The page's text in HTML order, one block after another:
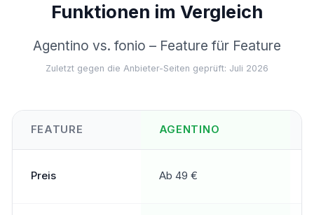
Funktionen im Vergleich
Agentino vs. fonio – Feature für Feature
Zuletzt gegen die Anbieter-Seiten geprüft: Juli 2026
FEATURE AGENTINO
Preis Ab 49 €